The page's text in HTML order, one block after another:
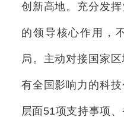
创新高地。充分发
的领导核心作用，
局。主动对接国家
有全国影响力的科
层面51项支持事项